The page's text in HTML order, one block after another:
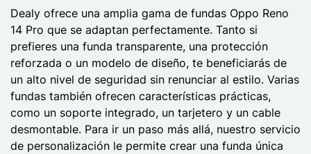
Dealy ofrece una amplia gama de fundas Oppo Reno
14 Pro que se adaptan perfectamente. Tanto si
prefieres una funda transparente, una protección
reforzada o un modelo de diseño, te beneficiarás de
un alto nivel de seguridad sin renunciar al estilo. Varias
fundas también ofrecen características prácticas,
como un soporte integrado, un tarjetero y un cable
desmontable. Para ir un paso más allá, nuestro servicio
de personalización le permite crear una funda única